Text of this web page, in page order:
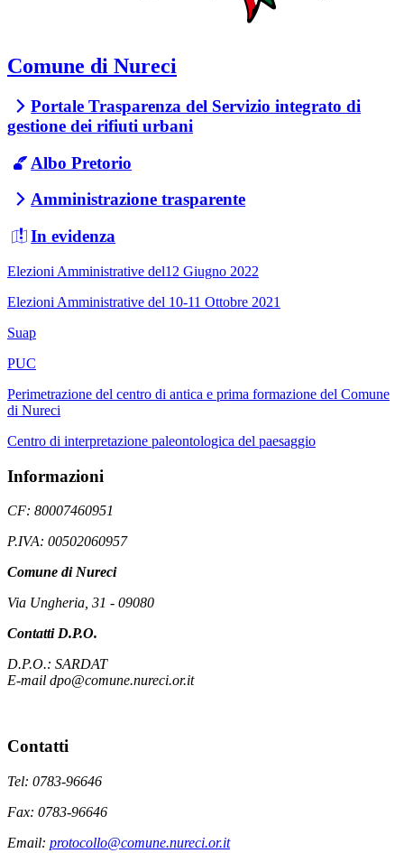
Comune di Nureci
Portale Trasparenza del Servizio integrato di
gestione dei rifiuti urbani
Albo Pretorio
Amministrazione trasparente
In evidenza
Elezioni Amministrative del12 Giugno 2022
Elezioni Amministrative del 10-11 Ottobre 2021
Suap
PUC
Perimetrazione del centro di antica e prima formazione del Comune
di Nureci
Centro di interpretazione paleontologica del paesaggio
Informazioni
CF: 80007460951
P.IVA: 00502060957
Comune di Nureci
Via Ungheria, 31 - 09080
Contatti D.P.O.
D.P.O.: SARDAT
E-mail dpo@comune.nureci.or.it
Contatti
Tel: 0783-96646
Fax: 0783-96646
Email: protocollo@comune.nureci.or.it